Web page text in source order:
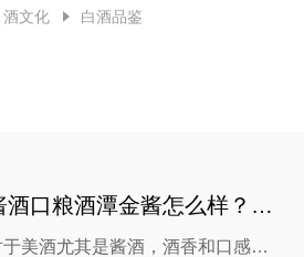
酒文化 白酒品鉴
酱酒口粮酒潭金酱怎么样？风味如何
于美酒尤其是酱酒，酒香和口感总